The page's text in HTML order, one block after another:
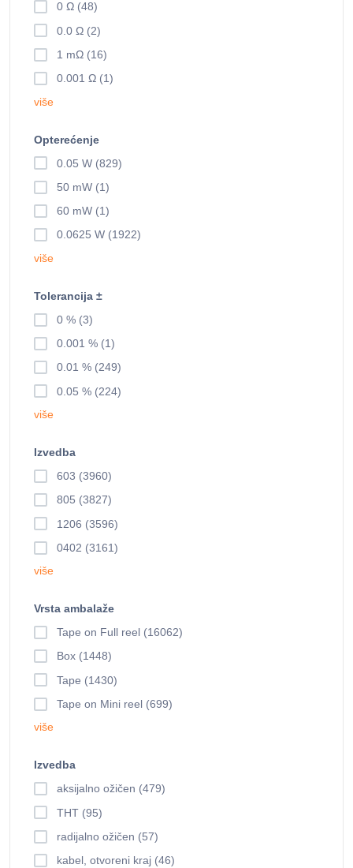
0 Ω (48)
0.0 Ω (2)
1 mΩ (16)
0.001 Ω (1)
više
Opterećenje
0.05 W (829)
50 mW (1)
60 mW (1)
0.0625 W (1922)
više
Tolerancija ±
0 % (3)
0.001 % (1)
0.01 % (249)
0.05 % (224)
više
Izvedba
603 (3960)
805 (3827)
1206 (3596)
0402 (3161)
više
Vrsta ambalaže
Tape on Full reel (16062)
Box (1448)
Tape (1430)
Tape on Mini reel (699)
više
Izvedba
aksijalno ožičen (479)
THT (95)
radijalno ožičen (57)
kabel, otvoreni kraj (46)